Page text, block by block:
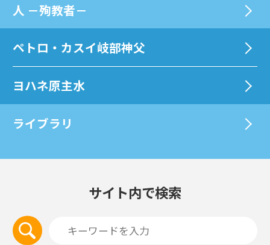
⼈ －殉教者－
ペトロ・カスイ岐部神父
ヨハネ原主水
ライブラリ
サイト内で検索